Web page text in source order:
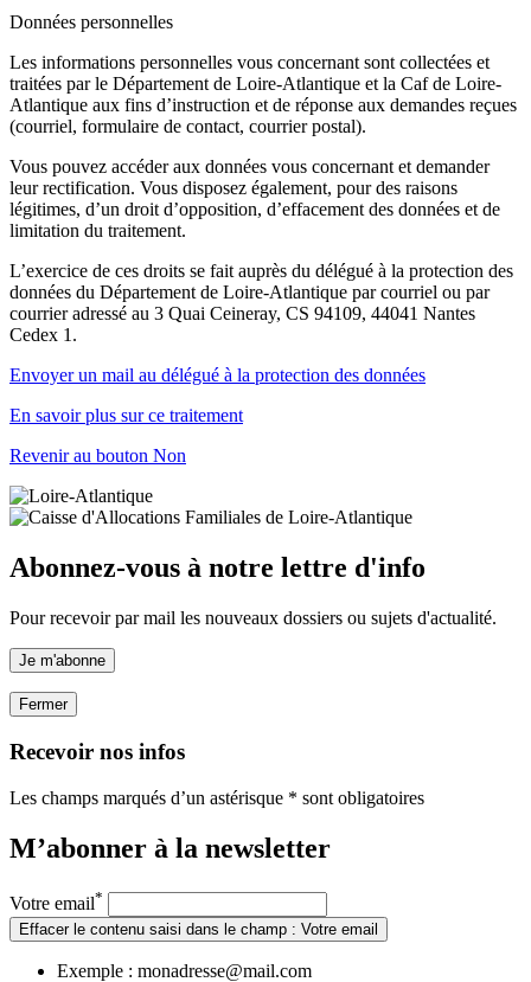
Données personnelles
Les informations personnelles vous concernant sont collectées et
traitées par le Département de Loire-Atlantique et la Caf de Loire-
Atlantique aux fins d’instruction et de réponse aux demandes reçues
(courriel, formulaire de contact, courrier postal).
Vous pouvez accéder aux données vous concernant et demander
leur rectification. Vous disposez également, pour des raisons
légitimes, d’un droit d’opposition, d’effacement des données et de
limitation du traitement.
L’exercice de ces droits se fait auprès du délégué à la protection des
données du Département de Loire-Atlantique par courriel ou par
courrier adressé au 3 Quai Ceineray, CS 94109, 44041 Nantes
Cedex 1.
Envoyer un mail au délégué à la protection des données
En savoir plus sur ce traitement
Revenir au bouton Non
Abonnez-vous à notre lettre d'info
Pour recevoir par mail les nouveaux dossiers ou sujets d'actualité.
Je m'abonne
Fermer
Recevoir nos infos
Les champs marqués d’un astérisque * sont obligatoires
M’abonner à la newsletter
Votre email*
Effacer le contenu saisi dans le champ : Votre email
Exemple : monadresse@mail.com